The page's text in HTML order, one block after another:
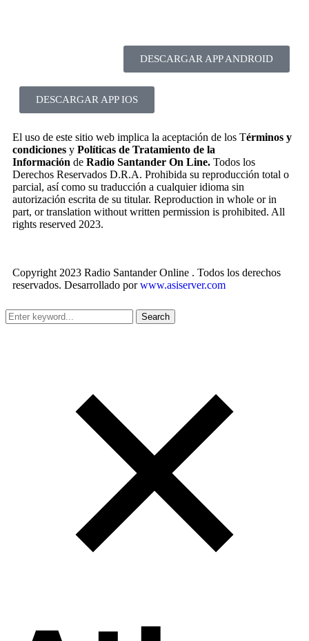
DESCARGAR APP ANDROID
DESCARGAR APP IOS
El uso de este sitio web implica la aceptación de los Términos y
condiciones y Políticas de Tratamiento de la
Información de Radio Santander On Line. Todos los
Derechos Reservados D.R.A. Prohibida su reproducción total o
parcial, así como su traducción a cualquier idioma sin
autorización escrita de su titular. Reproduction in whole or in
part, or translation without written permission is prohibited. All
rights reserved 2023.
Copyright 2023 Radio Santander Online . Todos los derechos
reservados. Desarrollado porwww.asiserver.com
Search